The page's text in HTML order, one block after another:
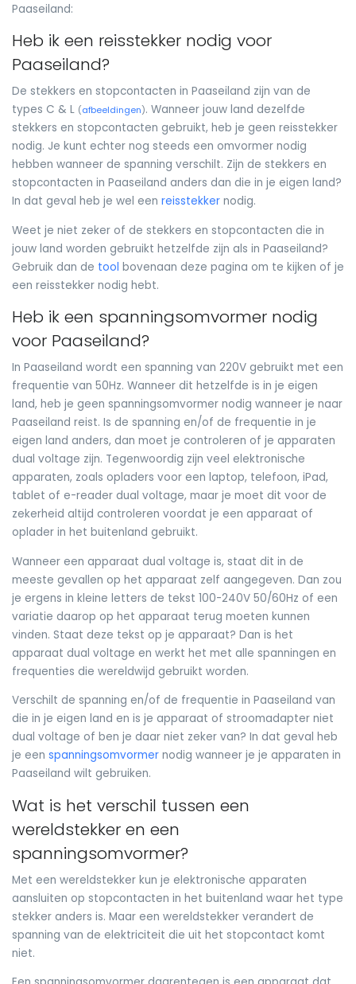
Paaseiland:
Heb ik een reisstekker nodig voor
Paaseiland?
De stekkers en stopcontacten in Paaseiland zijn van de
types C & L (afbeeldingen). Wanneer jouw land dezelfde
stekkers en stopcontacten gebruikt, heb je geen reisstekker
nodig. Je kunt echter nog steeds een omvormer nodig
hebben wanneer de spanning verschilt. Zijn de stekkers en
stopcontacten in Paaseiland anders dan die in je eigen land?
In dat geval heb je wel een reisstekker nodig.
Weet je niet zeker of de stekkers en stopcontacten die in
jouw land worden gebruikt hetzelfde zijn als in Paaseiland?
Gebruik dan de tool bovenaan deze pagina om te kijken of je
een reisstekker nodig hebt.
Heb ik een spanningsomvormer nodig
voor Paaseiland?
In Paaseiland wordt een spanning van 220V gebruikt met een
frequentie van 50Hz. Wanneer dit hetzelfde is in je eigen
land, heb je geen spanningsomvormer nodig wanneer je naar
Paaseiland reist. Is de spanning en/of de frequentie in je
eigen land anders, dan moet je controleren of je apparaten
dual voltage zijn. Tegenwoordig zijn veel elektronische
apparaten, zoals opladers voor een laptop, telefoon, iPad,
tablet of e-reader dual voltage, maar je moet dit voor de
zekerheid altijd controleren voordat je een apparaat of
oplader in het buitenland gebruikt.
Wanneer een apparaat dual voltage is, staat dit in de
meeste gevallen op het apparaat zelf aangegeven. Dan zou
je ergens in kleine letters de tekst 100-240V 50/60Hz of een
variatie daarop op het apparaat terug moeten kunnen
vinden. Staat deze tekst op je apparaat? Dan is het
apparaat dual voltage en werkt het met alle spanningen en
frequenties die wereldwijd gebruikt worden.
Verschilt de spanning en/of de frequentie in Paaseiland van
die in je eigen land en is je apparaat of stroomadapter niet
dual voltage of ben je daar niet zeker van? In dat geval heb
je een spanningsomvormer nodig wanneer je je apparaten in
Paaseiland wilt gebruiken.
Wat is het verschil tussen een
wereldstekker en een
spanningsomvormer?
Met een wereldstekker kun je elektronische apparaten
aansluiten op stopcontacten in het buitenland waar het type
stekker anders is. Maar een wereldstekker verandert de
spanning van de elektriciteit die uit het stopcontact komt
niet.